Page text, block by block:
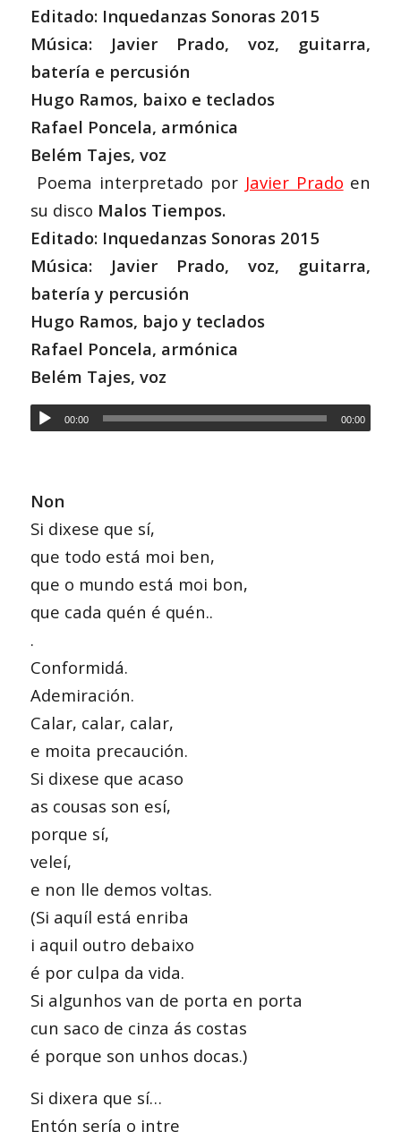
Editado: Inquedanzas Sonoras 2015
Música: Javier Prado, voz, guitarra,
batería e percusión
Hugo Ramos, baixo e teclados
Rafael Poncela, armónica
Belém Tajes, voz
Poema interpretado por Javier Prado en
su disco Malos Tiempos.
Editado: Inquedanzas Sonoras 2015
Música: Javier Prado, voz, guitarra,
batería y percusión
Hugo Ramos, bajo y teclados
Rafael Poncela, armónica
Belém Tajes, voz
00:00 00:00
Non
Si dixese que sí,
que todo está moi ben,
que o mundo está moi bon,
que cada quén é quén..
.
Conformidá.
Ademiración.
Calar, calar, calar,
e moita precaución.
Si dixese que acaso
as cousas son esí,
porque sí,
veleí,
e non lle demos voltas.
(Si aquíl está enriba
i aquil outro debaixo
é por culpa da vida.
Si algunhos van de porta en porta
cun saco de cinza ás costas
é porque son unhos docas.)
Si dixera que sí…
Entón sería o intre